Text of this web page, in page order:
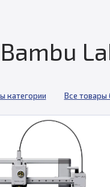
категории Все товары